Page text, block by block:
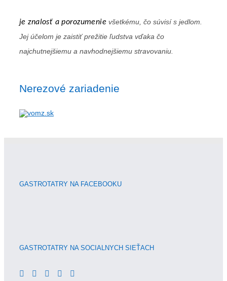
je znalosť a porozumenie všetkému, čo súvisí s jedlom.
Jej účelom je zaistiť prežitie ľudstva vďaka čo
najchutnejšiemu a navhodnejšiemu stravovaniu.
Nerezové zariadenie
GASTROTATRY NA FACEBOOKU
GASTROTATRY NA SOCIALNYCH SIEŤACH